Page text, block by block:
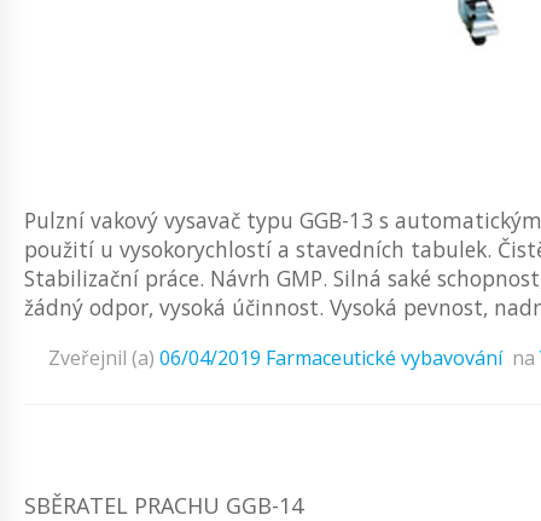
Pulzní vakový vysavač typu GGB-13 s
použití u vysokorychlostí a stavedních tabulek.
Stabilizační práce. Návrh GMP. Silná saké
žádný odpor, vysoká účinnost. Vysoká pevnost,
Zveřejnil (a) 06/04/2019 Farmaceutické vybavování na
SBĚRATEL PRACHU GGB-14